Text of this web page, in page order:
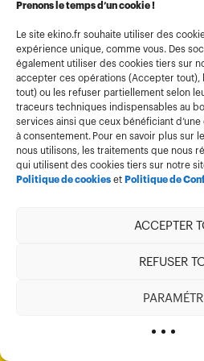
Prenons le temps d’un cookie !
Le site ekino.fr souhaite utiliser des
expérience unique, comme vous. Des
également utiliser des cookies tiers sur
accepter ces opérations (Accepter tout),
tout) ou les refuser partiellement selon
traceurs techniques indispensables au
services ainsi que ceux bénéficiant
à consentement. Pour en savoir plus sur
nous utilisons, les traitements que nous
qui utilisent des cookies tiers sur notre
Politique de cookiesetPolitique de
ACCEPTER
REFUSER
Informations
Conditions
Politique de
Politique
Gestion
Index